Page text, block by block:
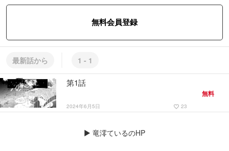
無料会員登録
最新話から 1 - 1
第1話
2024年6月5日 favorite_border 23
無料
▶ 竜澪ているのHP